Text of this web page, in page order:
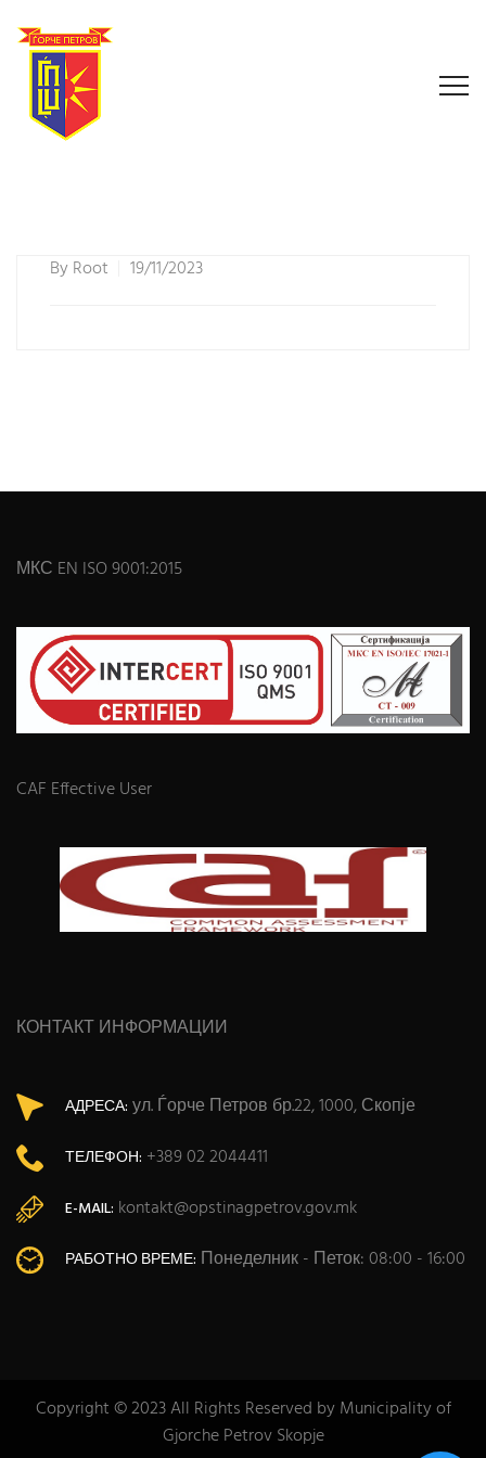
ByRoot 19/11/2023
МКС EN ISO 9001:2015
CAF Effective User
КОНТАКТ ИНФОРМАЦИИ
АДРЕСА: ул. Ѓорче Петров бр.22, 1000, Скопје
ТЕЛЕФОН: +389 02 2044411
E-MAIL: kontakt@opstinagpetrov.gov.mk
РАБОТНО ВРЕМЕ: Понеделник - Петок: 08:00 - 16:00
Copyright © 2023 All Rights Reserved by Municipality of
Gjorche Petrov Skopje